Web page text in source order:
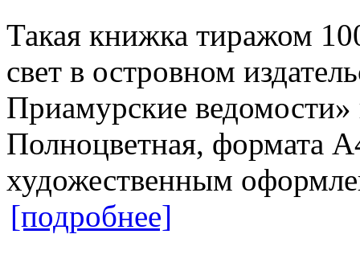
Такая книжка тиражом
свет в островном
Приамурские ведомости»
Полноцветная, формата
художественным
[подробнее]